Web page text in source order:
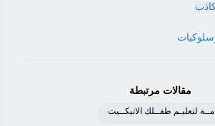
مقالات مرتبطة
لتعليـم طفــلك الاتيكــيت